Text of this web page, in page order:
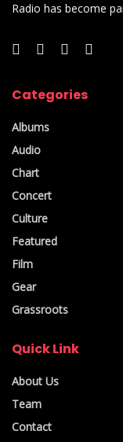
Radio has become
Categories
Albums
Audio
Chart
Concert
Culture
Featured
Film
Gear
Grassroots
Quick Link
About Us
Team
Contact